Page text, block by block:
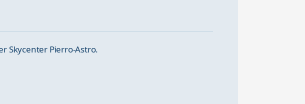
Skycenter Pierro-Astro.